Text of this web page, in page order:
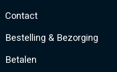
Contact
Bestelling & Bezorging
Betalen